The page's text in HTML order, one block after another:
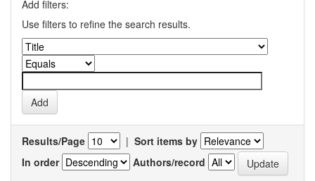
Add filters:
Use filters to refine the search results.
Results/Page | Sort items by
In order
Authors/record